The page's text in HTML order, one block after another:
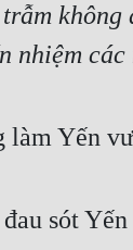
không
nhiệm
Yến
sót